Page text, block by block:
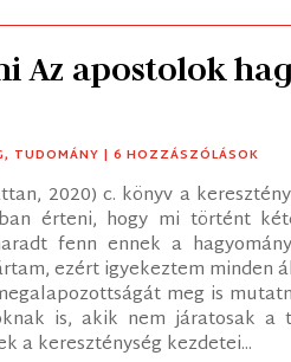
Az apostolok
, TUDOMÁNY | 6 HOZZÁSZÓLÁSOK
2020) c. könyv a
érteni, hogy mi történt
fenn ennek a
ezért igyekeztem minden
meg is
is, akik nem járatosak a
a kereszténység kezdetei...